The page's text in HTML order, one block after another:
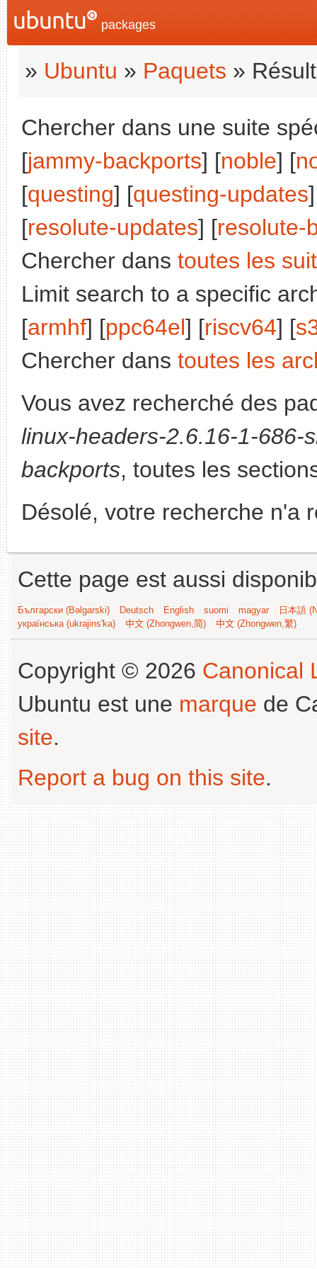
packages
» Ubuntu » Paquets »
Chercher dans une suite
[jammy-backports] [noble] [
[questing] [questing-updates
[resolute-updates] [resolute-
Chercher dans toutes les
Limit search to a specific
[armhf] [ppc64el] [riscv64] [
Chercher dans toutes les
Vous avez recherché des
linux-headers-2.6.16-1-686-
backports, toutes les
Désolé, votre recherche n'a
Cette page est aussi
Български (Bəlgarski) Deutsch English suomi magyar
日本語
українська (ukrajins'ka)
中文 (Zhongwen,简) 中文 (Zhongwen,繁)
Copyright © 2026 Canonical
Ubuntu est une marque de
site.
Report a bug on this site.